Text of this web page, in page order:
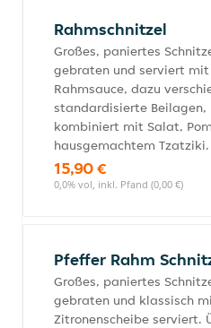
Rahmschnitzel
Großes, paniertes
gebraten und serviert
Rahmsauce, dazu
standardisierte
kombiniert mit Salat,
hausgemachtem Tzatziki.
15,90 €
0,0% vol, inkl. Pfand (0,00 €)
Pfeffer Rahm
Großes, paniertes
gebraten und klassisch
Zitronenscheibe serviert.